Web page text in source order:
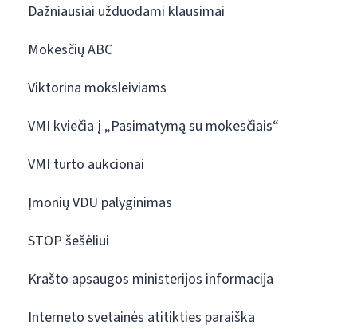
Dažniausiai užduodami klausimai
Mokesčių ABC
Viktorina moksleiviams
VMI kviečia į „Pasimatymą su mokesčiais“
VMI turto aukcionai
Įmonių VDU palyginimas
STOP šešėliui
Krašto apsaugos ministerijos informacija
Interneto svetainės atitikties paraiška